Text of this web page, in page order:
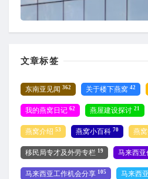
文章标签
东南亚见闻 362 关于楼下燕窝 42
我的燕窝日记 62 燕屋建设探讨 21
燕窝介绍 53 燕窝小百科 70 燕
移民局专才及外劳专栏 19 马来西亚
马来西亚工作机会分享 105 马来西